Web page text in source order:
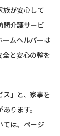
族が安心して
問介護サービ
ームヘルパーは
全と安心の輪を
ス」と、家事を
ります。
ては、ページ